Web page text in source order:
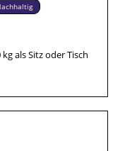
als Sitz oder Tisch